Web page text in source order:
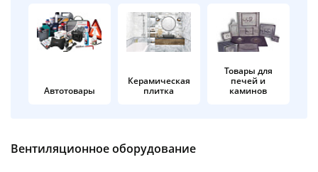
Автотовары
Керамическая
плитка
Товары для
печей и
каминов
Вентиляционное оборудование
недели